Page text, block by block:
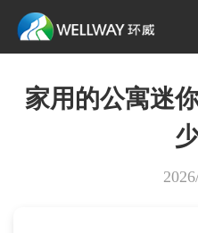
家用的公寓迷